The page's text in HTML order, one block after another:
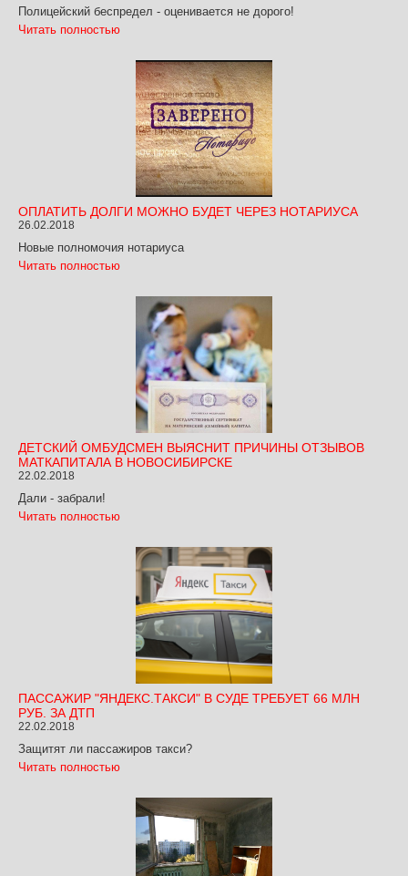
Полицейский беспредел - оценивается не дорого!
Читать полностью
ОПЛАТИТЬ ДОЛГИ МОЖНО БУДЕТ ЧЕРЕЗ НОТАРИУСА
26.02.2018
Новые полномочия нотариуса
Читать полностью
ДЕТСКИЙ ОМБУДСМЕН ВЫЯСНИТ ПРИЧИНЫ ОТЗЫВОВ
МАТКАПИТАЛА В НОВОСИБИРСКЕ
22.02.2018
Дали - забрали!
Читать полностью
ПАССАЖИР "ЯНДЕКС.ТАКСИ" В СУДЕ ТРЕБУЕТ 66 МЛН
РУБ. ЗА ДТП
22.02.2018
Защитят ли пассажиров такси?
Читать полностью